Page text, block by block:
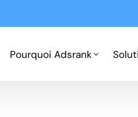
Pourquoi Adsrank